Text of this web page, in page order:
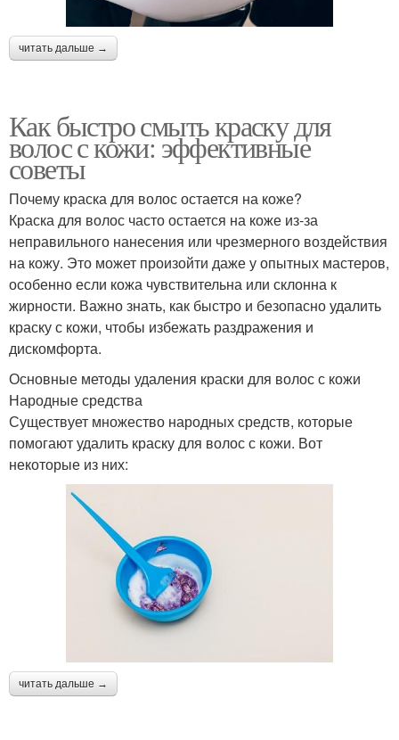
читать дальше →
Как быстро смыть краску для
волос с кожи: эффективные
советы
Почему краска для волос остается на коже?
Краска для волос часто остается на коже из-за
неправильного нанесения или чрезмерного воздействия
на кожу. Это может произойти даже у опытных мастеров,
особенно если кожа чувствительна или склонна к
жирности. Важно знать, как быстро и безопасно удалить
краску с кожи, чтобы избежать раздражения и
дискомфорта.
Основные методы удаления краски для волос с кожи
Народные средства
Существует множество народных средств, которые
помогают удалить краску для волос с кожи. Вот
некоторые из них:
читать дальше →